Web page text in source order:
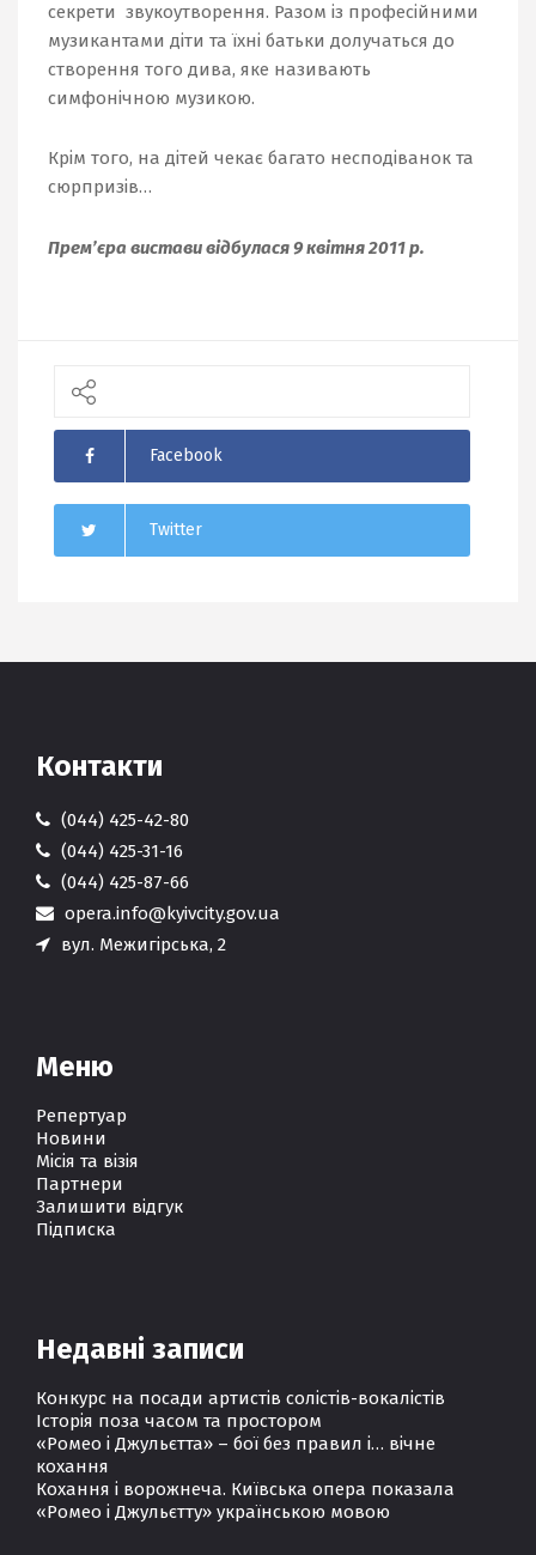
секрети звукоутворення. Разом із професійними
музикантами діти та їхні батьки долучаться до
створення того дива, яке називають
симфонічною музикою.
Крім того, на дітей чекає багато несподіванок та
сюрпризів…
Прем’єра вистави відбулася 9 квітня 2011 р.
Facebook
Twitter
Контакти
(044) 425-42-80
(044) 425-31-16
(044) 425-87-66
opera.info@kyivcity.gov.ua
вул. Межигірська, 2
Меню
Репертуар
Новини
Місія та візія
Партнери
Залишити відгук
Підписка
Недавні записи
Конкурс на посади артистів солістів-вокалістів
Історія поза часом та простором
«Ромео і Джульєтта» – бої без правил і… вічне
кохання
Кохання і ворожнеча. Київська опера показала
«Ромео і Джульєтту» українською мовою